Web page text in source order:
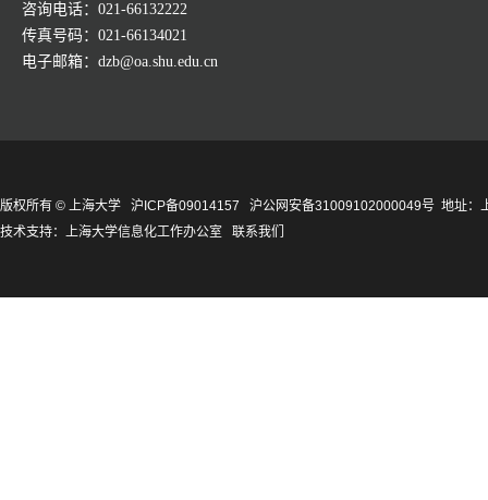
咨询电话：021-66132222
传真号码：021-66134021
电子邮箱：dzb@oa.shu.edu.cn
版权所有 © 上海大学 沪ICP备09014157 沪公网安备31009102000049号 地址：
技术支持： 上海大学信息化工作办公室 联系我们